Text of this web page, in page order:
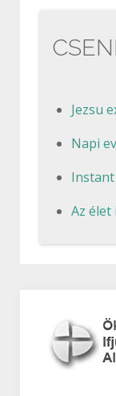
Jezsu
Napi
Az élet